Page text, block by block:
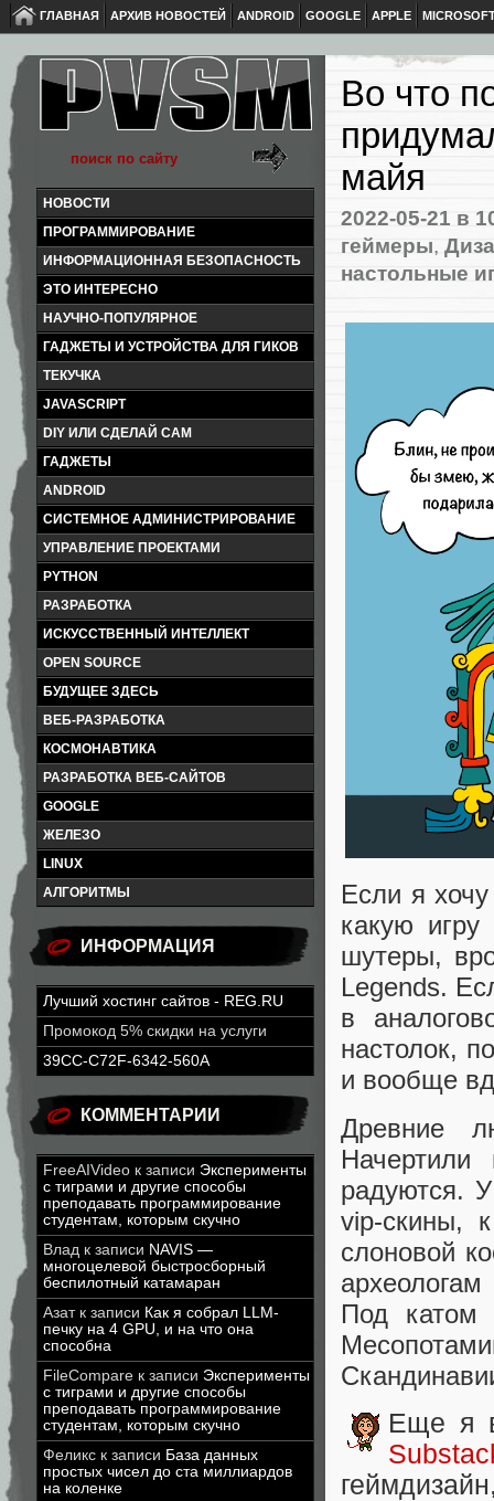
ГЛАВНАЯ АРХИВ НОВОСТЕЙ ANDROID GOOGLE APPLE
НОВОСТИ
ПРОГРАММИРОВАНИЕ
ИНФОРМАЦИОННАЯ БЕЗОПАСНОСТЬ
ЭТО ИНТЕРЕСНО
НАУЧНО-ПОПУЛЯРНОЕ
ГАДЖЕТЫ И УСТРОЙСТВА ДЛЯ ГИКОВ
ТЕКУЧКА
JAVASCRIPT
DIY ИЛИ СДЕЛАЙ САМ
ГАДЖЕТЫ
ANDROID
СИСТЕМНОЕ АДМИНИСТРИРОВАНИЕ
УПРАВЛЕНИЕ ПРОЕКТАМИ
PYTHON
РАЗРАБОТКА
ИСКУССТВЕННЫЙ ИНТЕЛЛЕКТ
OPEN SOURCE
БУДУЩЕЕ ЗДЕСЬ
ВЕБ-РАЗРАБОТКА
КОСМОНАВТИКА
РАЗРАБОТКА ВЕБ-САЙТОВ
GOOGLE
ЖЕЛЕЗО
LINUX
АЛГОРИТМЫ
ИНФОРМАЦИЯ
Лучший хостинг сайтов - REG.RU
Промокод 5% скидки на услуги
39CC-C72F-6342-560A
КОММЕНТАРИИ
FreeAIVideo к записи Эксперименты
с тиграми и другие способы
преподавать программирование
студентам, которым скучно
Влад к записи NAVIS —
многоцелевой быстросборный
беспилотный катамаран
Азатк записи Как я собрал LLM-
печку на 4 GPU, и на что она
способна
FileCompare к записи Эксперименты
с тиграми и другие способы
преподавать программирование
студентам, которым скучно
Феликс к записи База данных
простых чисел до ста миллиардов
на коленке
Во что
майя
2022-05-21 в
геймеры,
настольные
Если я
какую игру
шутеры,
Legends.
в
настолок,
и вообще
Древние
радуются.
vip-скины,
слоновой
Под катом
Еще я